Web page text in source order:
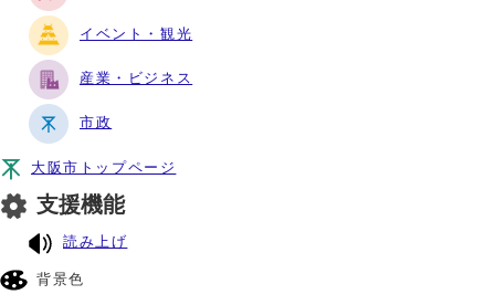
イベント・観光
産業・ビジネス
市政
大阪市トップページ
支援機能
読み上げ
背景色